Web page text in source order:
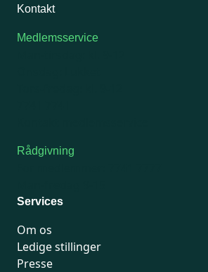
Kontakt
Medlemsservice
Rådgivning
Services
Om os
Ledige stillinger
Presse